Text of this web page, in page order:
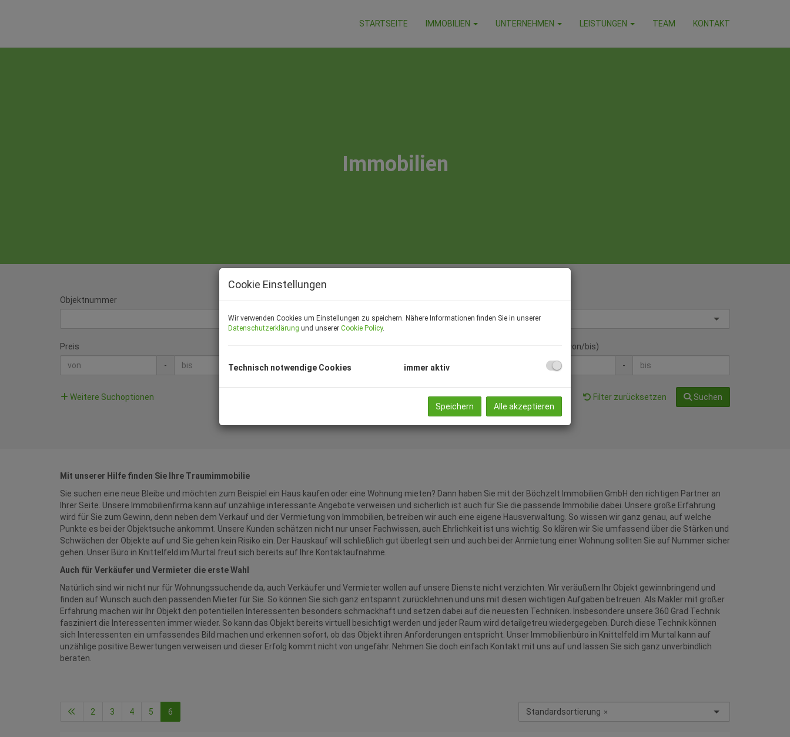
STARTSEITE IMMOBILIEN UNTERNEHMEN LEISTUNGEN TEAM KONTAKT
Immobilien
Objektnummer
Vermarktungsart
Alle
Miete Kauf
Objektart
Preis
-
Wohnfläche (von/bis)
-
Weitere Suchoptionen Filter zurücksetzen Suchen
Mit unserer Hilfe finden Sie Ihre Traumimmobilie
Sie suchen eine neue Bleibe und möchten zum Beispiel ein Haus kaufen oder eine Wohnung mieten? Dann haben Sie mit der Böchzelt Immobilien GmbH den richtigen Partner an
Ihrer Seite. Unsere Immobilienfirma kann auf unzählige interessante Angebote verweisen und sicherlich ist auch für Sie die passende Immobilie dabei. Unsere große Erfahrung
wird für Sie zum Gewinn, denn neben dem Verkauf und der Vermietung von Immobilien, betreiben wir auch eine eigene Hausverwaltung. So wissen wir ganz genau, auf welche
Punkte es bei der Objektsuche ankommt. Unsere Kunden schätzen nicht nur unser Fachwissen, auch Ehrlichkeit ist uns wichtig. So klären wir Sie umfassend über die Stärken und
Schwächen der Objekte auf und Sie gehen kein Risiko ein. Der Hauskauf will schließlich gut überlegt sein und auch bei der Anmietung einer Wohnung sollten Sie auf Nummer sicher
gehen. Unser Büro in Knittelfeld im Murtal freut sich bereits auf Ihre Kontaktaufnahme.
Auch für Verkäufer und Vermieter die erste Wahl
Natürlich sind wir nicht nur für Wohnungssuchende da, auch Verkäufer und Vermieter wollen auf unsere Dienste nicht verzichten. Wir veräußern Ihr Objekt gewinnbringend und
finden auf Wunsch auch den passenden Mieter für Sie. So können Sie sich ganz entspannt zurücklehnen und uns mit diesen wichtigen Aufgaben betreuen. Als Makler mit großer
Erfahrung machen wir Ihr Objekt den potentiellen Interessenten besonders schmackhaft und setzen dabei auf die neuesten Techniken. Insbesondere unsere 360 Grad Technik
fasziniert die Interessenten immer wieder. So kann das Objekt bereits virtuell besichtigt werden und jeder Raum wird detailgetreu wiedergegeben. Durch diese Technik können
sich Interessenten ein umfassendes Bild machen und erkennen sofort, ob das Objekt ihren Anforderungen entspricht. Unser Immobilienbüro in Knittelfeld im Murtal kann auf
unzählige positive Bewertungen verweisen und dieser Erfolg kommt nicht von ungefähr. Nehmen Sie doch einfach Kontakt mit uns auf und lassen Sie sich ganz unverbindlich
beraten.
2 3 4 5 6 Standardsortierung ×
Cookie Einstellungen
Wir verwenden Cookies um Einstellungen zu speichern. Nähere Informationen finden Sie in unserer
Datenschutzerklärung und unserer Cookie Policy.
Technisch notwendige Cookies immer aktiv
Speichern Alle akzeptieren